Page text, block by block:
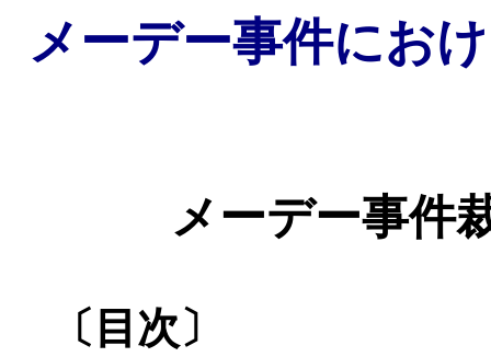
メーデー事件にお
メーデー事件
〔目次〕